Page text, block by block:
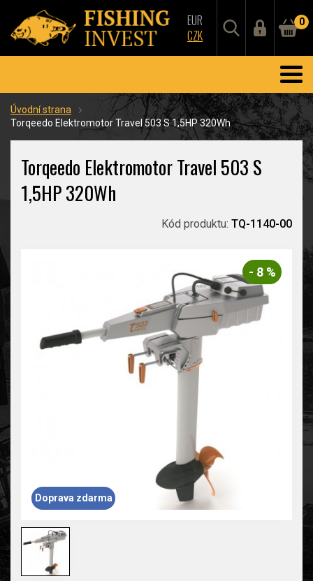
EUR
CZK
0
Úvodní strana
Torqeedo Elektromotor Travel 503 S 1,5HP 320Wh
Torqeedo Elektromotor Travel 503 S
1,5HP 320Wh
Kód produktu: TQ-1140-00
- 8 %
Doprava zdarma